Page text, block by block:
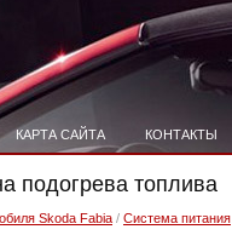
КАРТА САЙТА КОНТАКТЫ
подогрева топлива
Skoda Fabia / Система питания